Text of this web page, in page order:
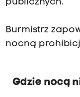
publicznych.
Burmistrz
nocną
Gdzie nocą